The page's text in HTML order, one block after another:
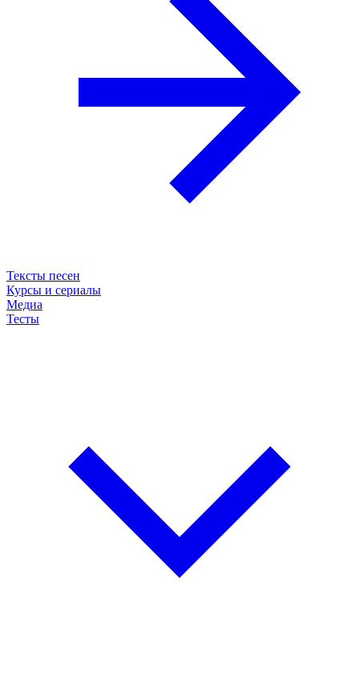
Тексты песен
Курсы и сериалы
Медиа
Тесты